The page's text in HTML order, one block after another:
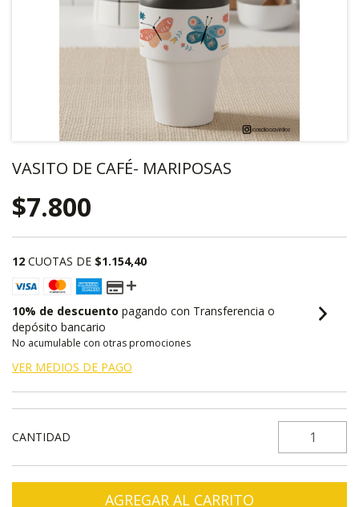
VASITO DE CAFÉ- MARIPOSAS
$7.800
12 CUOTAS DE $1.154,40
10% de descuento pagando con Transferencia o
depósito bancario
No acumulable con otras promociones
VER MEDIOS DE PAGO
CANTIDAD